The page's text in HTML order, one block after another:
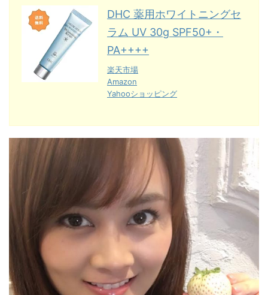
DHC 薬用ホワイトニングセ
ラム UV 30g SPF50+・
PA++++
楽天市場
Amazon
Yahooショッピング